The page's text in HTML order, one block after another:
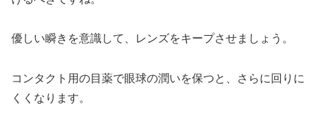
優しい瞬きを意識して、レンズをキープさせましょう。
コンタクト用の目薬で眼球の潤いを保つと、さらに回りに
くくなります。